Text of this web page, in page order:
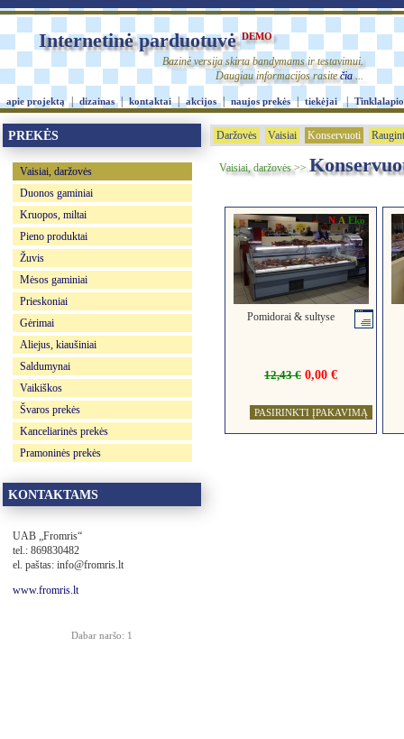
Internetinė parduotuvėDEMO
Bazinė versija skirta bandymams ir testavimui.
Daugiau informacijos rasitečia...
apie projektą | dizainas | kontaktai | akcijos | naujos prekės | tiekėjai |
PREKĖS
Vaisiai, daržovės
Duonos gaminiai
Kruopos, miltai
Pieno produktai
Žuvis
Mėsos gaminiai
Prieskoniai
Gėrimai
Aliejus, kiaušiniai
Saldumynai
Vaikiškos
Švaros prekės
Kanceliarinės prekės
Pramoninės prekės
KONTAKTAMS
UAB „Fromris“
tel.: 869830482
el. paštas: info@fromris.lt
www.fromris.lt
Dabar naršo: 1
Daržovės Vaisiai Konservuoti
Vaisiai, daržovės >>
N A Eko
Pomidorai & sultyse
12,43 € 0,00 €
PASIRINKTI ĮPAKAVIMĄ